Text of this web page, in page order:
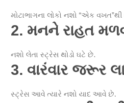
મોટાભાગના લોકો નશો “એક
2. મનને રાહત
નશો લેતા સ્ટ્રેસ થોડો ઘટે છે.
3. વારંવાર જરૂર
સ્ટ્રેસ આવે ત્યારે નશો યાદ આવે છે.